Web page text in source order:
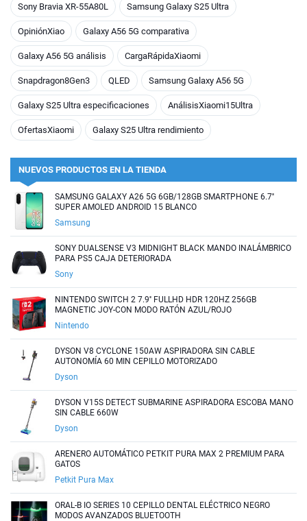
Sony Bravia XR-55A80L Samsung Galaxy S25 Ultra
OpiniónXiao Galaxy A56 5G comparativa
Galaxy A56 5G análisis CargaRápidaXiaomi
Snapdragon8Gen3 QLED Samsung Galaxy A56 5G
Galaxy S25 Ultra especificaciones AnálisisXiaomi15Ultra
OfertasXiaomi Galaxy S25 Ultra rendimiento
NUEVOS PRODUCTOS EN LA TIENDA
SAMSUNG GALAXY A26 5G 6GB/128GB SMARTPHONE 6.7''
SUPER AMOLED ANDROID 15 BLANCO
Samsung
SONY DUALSENSE V3 MIDNIGHT BLACK MANDO INALÁMBRICO
PARA PS5 CAJA DETERIORADA
Sony
NINTENDO SWITCH 2 7.9'' FULLHD HDR 120HZ 256GB
MAGNETIC JOY-CON MODO RATÓN AZUL/ROJO
Nintendo
DYSON V8 CYCLONE 150AW ASPIRADORA SIN CABLE
AUTONOMÍA 60 MIN CEPILLO MOTORIZADO
Dyson
DYSON V15S DETECT SUBMARINE ASPIRADORA ESCOBA MANO
SIN CABLE 660W
Dyson
ARENERO AUTOMÁTICO PETKIT PURA MAX 2 PREMIUM PARA
GATOS
Petkit Pura Max
ORAL-B IO SERIES 10 CEPILLO DENTAL ELÉCTRICO NEGRO
MODOS AVANZADOS BLUETOOTH